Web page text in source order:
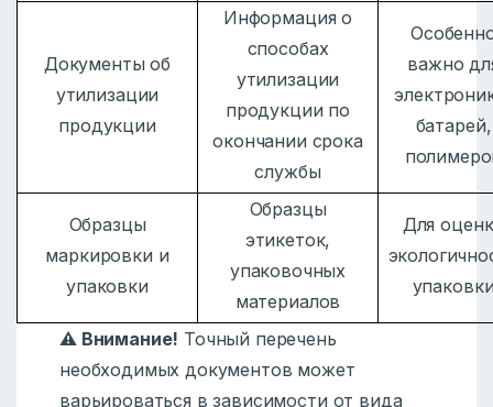
Документы об
утилизации
продукции
Информация о
способах
утилизации
продукции по
окончании срока
службы
важно
батарей,
Образцы
маркировки и
упаковки
Образцы
этикеток,
упаковочных
материалов
Для
⚠️ Внимание! Точный перечень
необходимых документов может
варьироваться в зависимости от вида